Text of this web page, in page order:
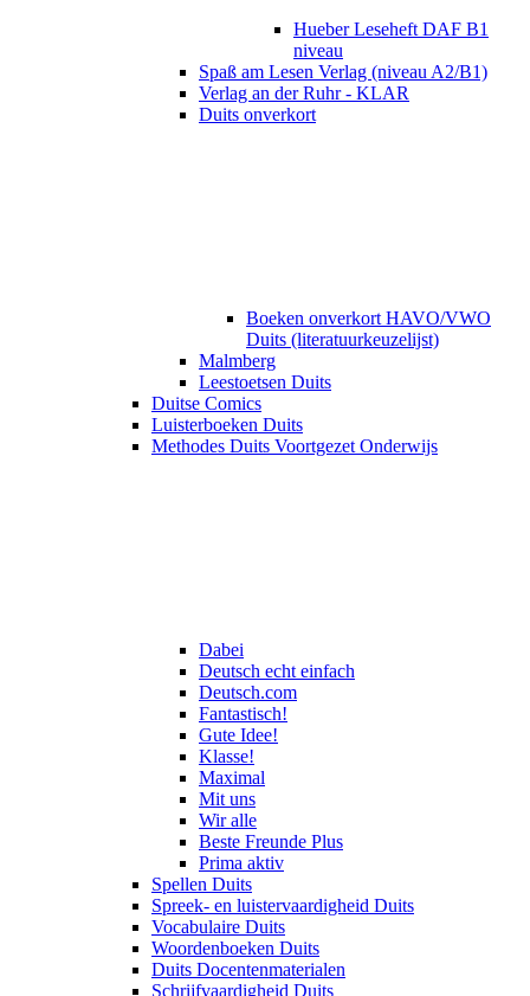
Hueber Leseheft DAF B1
niveau
Spaß am Lesen Verlag (niveau A2/B1)
Verlag an der Ruhr - KLAR
Duits onverkort
Boeken onverkort HAVO/VWO
Duits (literatuurkeuzelijst)
Malmberg
Leestoetsen Duits
Duitse Comics
Luisterboeken Duits
Methodes Duits Voortgezet Onderwijs
Dabei
Deutsch echt einfach
Deutsch.com
Fantastisch!
Gute Idee!
Klasse!
Maximal
Mit uns
Wir alle
Beste Freunde Plus
Prima aktiv
Spellen Duits
Spreek- en luistervaardigheid Duits
Vocabulaire Duits
Woordenboeken Duits
Duits Docentenmaterialen
Schrijfvaardigheid Duits